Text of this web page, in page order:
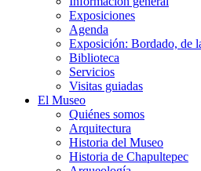
Exposiciones
Agenda
Exposición: Bordado, de
Biblioteca
Servicios
Visitas guiadas
El Museo
Quiénes somos
Arquitectura
Historia del Museo
Historia de Chapultepec